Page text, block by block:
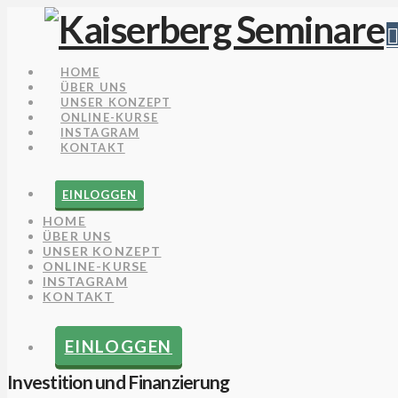
HOME
ÜBER UNS
UNSER KONZEPT
ONLINE-KURSE
INSTAGRAM
KONTAKT
EINLOGGEN
HOME
ÜBER UNS
UNSER KONZEPT
ONLINE-KURSE
INSTAGRAM
KONTAKT
EINLOGGEN
Investition und Finanzierung